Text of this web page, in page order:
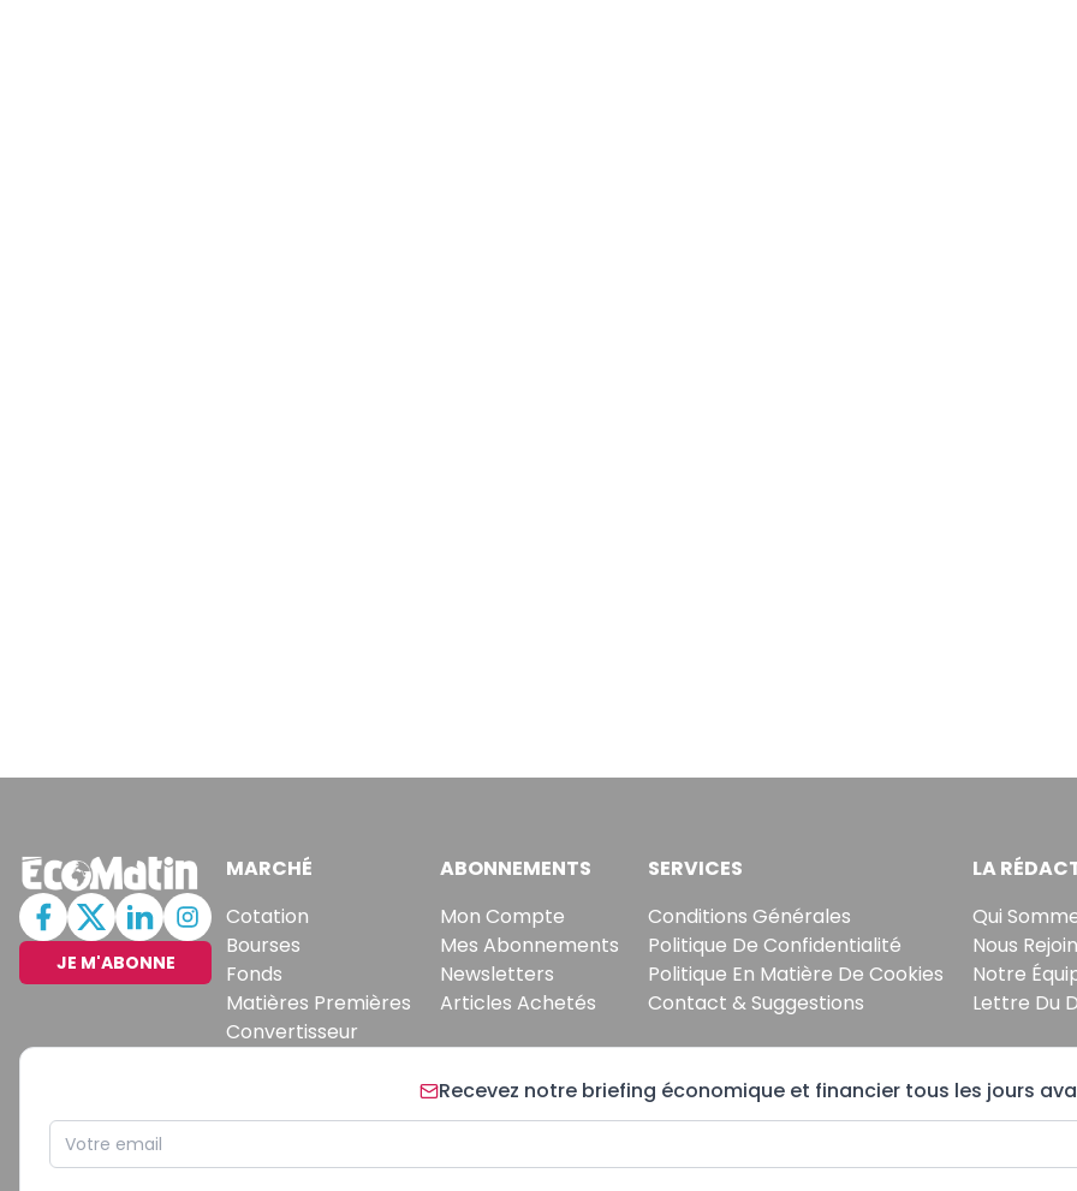
JE M'ABONNE
MARCHÉ
Cotation
Bourses
Fonds
Matières Premières
Convertisseur
ABONNEMENTS
Mon Compte
Mes Abonnements
Newsletters
Articles Achetés
SERVICES
Conditions Générales
Politique De Confidentialité
Politique En Matière De Cookies
Contact & Suggestions
LA
Qui
Nous
Notre
Lettre Du
Recevez notre briefing économique et financier tous les jours